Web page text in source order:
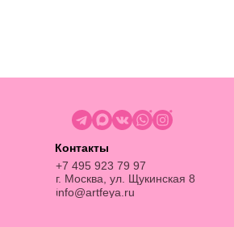
Контакты
+7 495 923 79 97
г. Москва, ул. Щукинская 8
info@artfeya.ru